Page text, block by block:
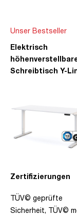
Zertifizierungen
Unser Bestseller
Elektrisch
Schreibtisch Y-
TÜV© geprüfte
Sicherheit, TÜV©